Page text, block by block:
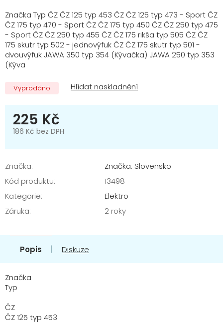
Značka Typ ČZ ČZ 125 typ 453 ČZ ČZ 125 typ 473 - Sport ČZ
ČZ 175 typ 470 - Sport ČZ ČZ 175 typ 450 ČZ ČZ 250 typ 475
- Sport ČZ ČZ 250 typ 455 ČZ ČZ 175 rikša typ 505 ČZ ČZ
175 skutr typ 502 - jednovýfuk ČZ ČZ 175 skutr typ 501 -
dvouvýfuk JAWA 350 typ 354 (Kývačka) JAWA 250 typ 353
(Kýva
Vyprodáno
225 Kč
186 Kč bez DPH
Značka:
Značka: Slovensko
Kód produktu:
13498
Kategorie:
Elektro
Záruka: 2 roky
Popis Diskuze
Značka
Typ
ČZ
ČZ 125 typ 453